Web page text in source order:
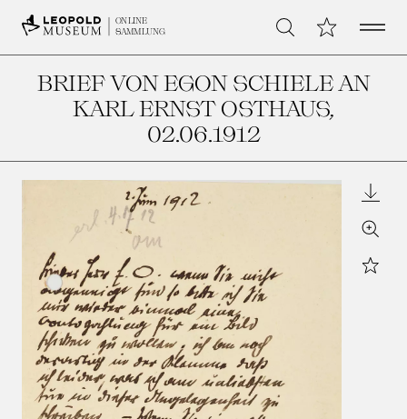
ONLINE
SAMMLUNG
Suche Meine Open
BRIEF VON EGON SCHIELE AN
KARL ERNST OSTHAUS,
02.06.1912
Zoom
Star